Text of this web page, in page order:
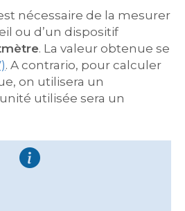
nécessaire de la mesurer
ou d’un dispositif
. La valeur obtenue se
. A contrario, pour calculer
on utilisera un
utilisée sera un